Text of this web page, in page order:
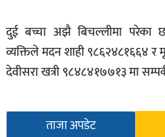
दुई बच्चा अझै बिचल्लीमा परेका
व्यक्तिले मदन शाही ९८६२४८१६६४ र
देवीसरा खत्री ९८४८४१७७१३ मा
ताजा अपडेट